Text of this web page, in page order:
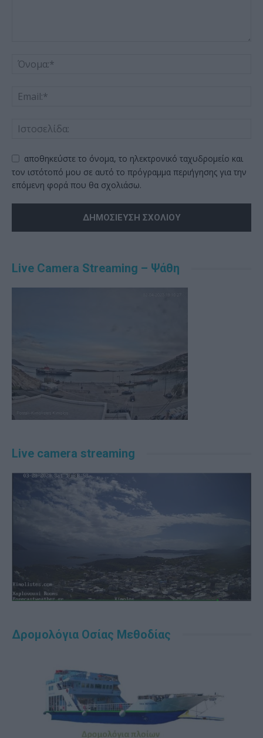
αποθηκεύστε το όνομα, το ηλεκτρονικό ταχυδρομείο και
τον ιστότοπό μου σε αυτό το πρόγραμμα περιήγησης για την
επόμενη φορά που θα σχολιάσω.
Live Camera Streaming – Ψάθη
Live camera streaming
Δρομολόγια Οσίας Μεθοδίας